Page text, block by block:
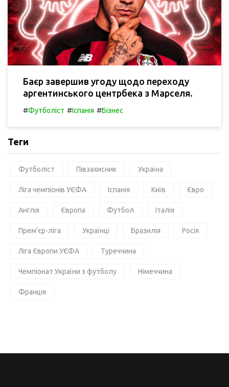
Баєр завершив угоду щодо переходу
аргентинського центрбека з Марселя.
#Футболіст #Іспанія #Бізнес
Теги
Футболіст Півзахисник Україна
Ліга чемпіонів УЄФА Іспанія Київ Євро
Англія Європа Футбол Італія
Прем'єр-ліга Українці Бразилія Росія
Ліга Європи УЄФА Туреччина
Чемпіонат України з футболу Німеччина
Франція